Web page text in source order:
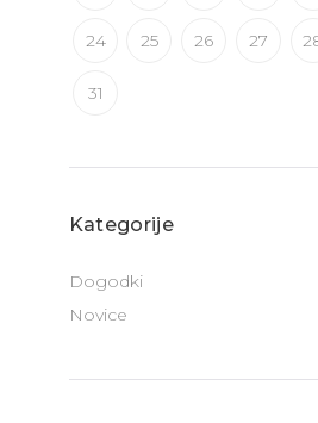
24 25 26 27
31
Kategorije
Dogodki
Novice